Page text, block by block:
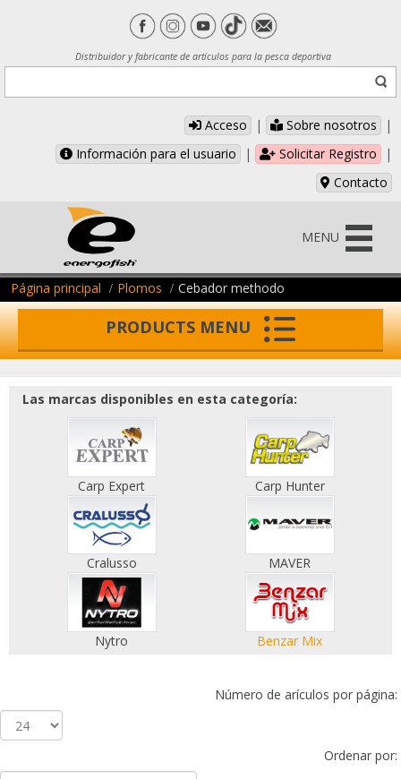
Distribuidor y fabricante de artículos para la pesca deportiva
Acceso | Sobre nosotros
|
Información para el usuario
| Solicitar Registro
|
Contacto
MENU
Página principal Plomos Cebador methodo
PRODUCTS MENU
Las marcas disponibles en esta categoría:
Carp Expert Carp Hunter
Cralusso MAVER
Nytro Benzar Mix
Número de arículos por página:
Ordenar por: